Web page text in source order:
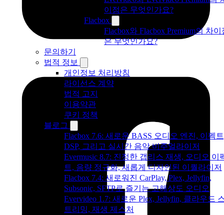
이점은 무엇인가요?
Flacbox
Flacbox와 Flacbox Premium의 차이
은 무엇인가요?
문의하기
법적 정보
개인정보 처리방침
라이선스 계약
법적 고지
이용약관
쿠키 정책
블로그
Flacbox 7.6: 새로운 BASS 오디오 엔진, 이펙
DSP, 그리고 실시간 음악 비주얼라이저
Evermusic 8.7: 진정한 갭리스 재생, 오디오 이
트, 음량 정규화, 새롭게 디자인된 이퀄라이저
Flacbox 7.4: 새로워진 CarPlay, Plex, Jellyfin,
Subsonic, SFTP로 즐기는 고해상도 오디오
Evervideo 1.7: 새로운 Plex, Jellyfin, 클라우드
트리밍, 재생 제스처